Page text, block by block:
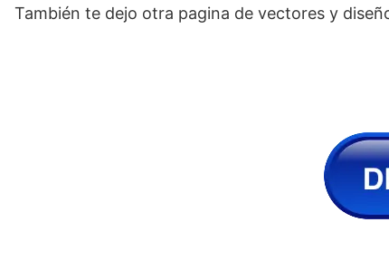
También te dejo otra pagina de vectores y